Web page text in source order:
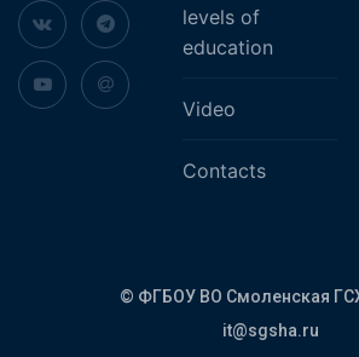
levels of
education
Video
Contacts
© ФГБОУ ВО Смоленская
it@sgsha.ru